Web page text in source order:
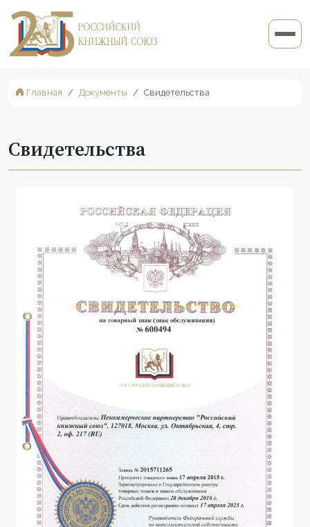
Главная Документы Свидетельства
Свидетельства